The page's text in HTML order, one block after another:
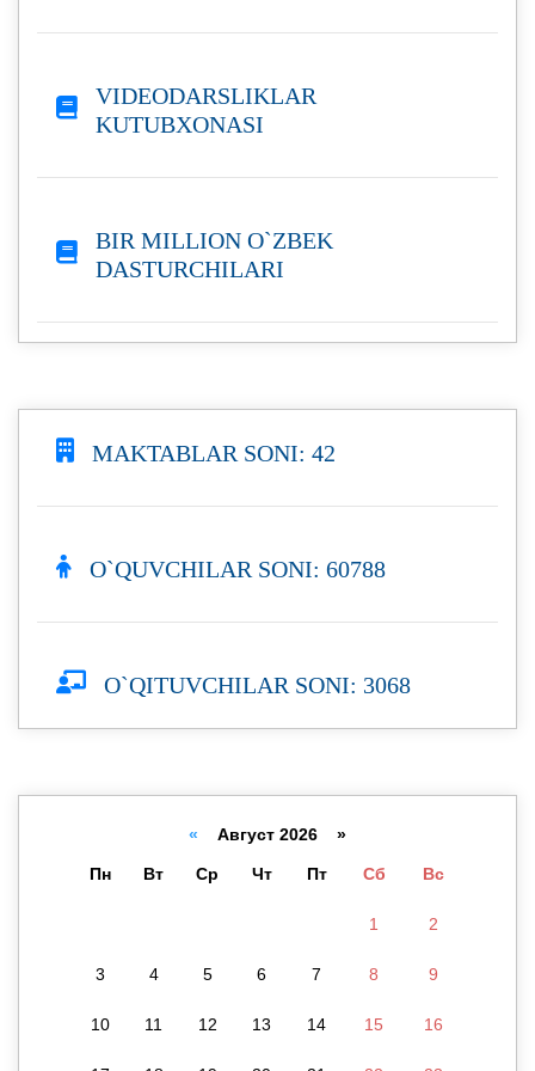
VIDEODARSLIKLAR
KUTUBXONASI
BIR MILLION O`ZBEK
DASTURCHILARI
MAKTABLAR SONI: 42
O`QUVCHILAR SONI: 60788
O`QITUVCHILAR SONI: 3068
« Август 2026 »
Пн Вт Ср Чт Пт Сб Вс
1 2
3 4 5 6 7 8 9
10 11 12 13 14 15 16